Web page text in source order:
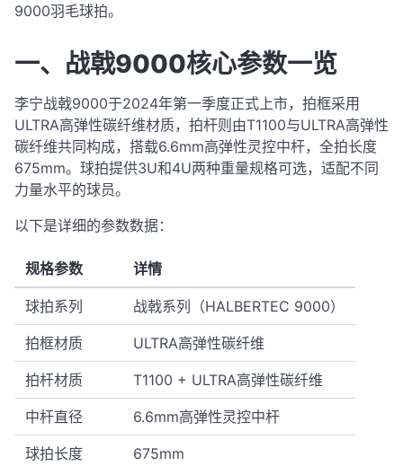
9000羽毛球拍。
一、战戟9000核心参数一览
李宁战戟9000于2024年第一季度正式上市，拍框采用
ULTRA高弹性碳纤维材质，拍杆则由T1100与ULTRA高弹性
碳纤维共同构成，搭载6.6mm高弹性灵控中杆，全拍长度
675mm。球拍提供3U和4U两种重量规格可选，适配不同
力量水平的球员。
以下是详细的参数数据：
规格参数 详情
球拍系列 战戟系列（HALBERTEC 9000）
拍框材质 ULTRA高弹性碳纤维
拍杆材质 T1100 + ULTRA高弹性碳纤维
中杆直径 6.6mm高弹性灵控中杆
球拍长度 675mm